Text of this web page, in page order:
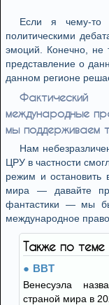
Если я чему-то
политическими
эмоций. Конечно, не
представление о
данном регионе
международные
мы поддерживаем
Нам
ЦРУ в частности
режим и остановить
мира — давайте
фантастики — мы
международное право.
Также по теме
BBT
Венесуэла
страной мира в